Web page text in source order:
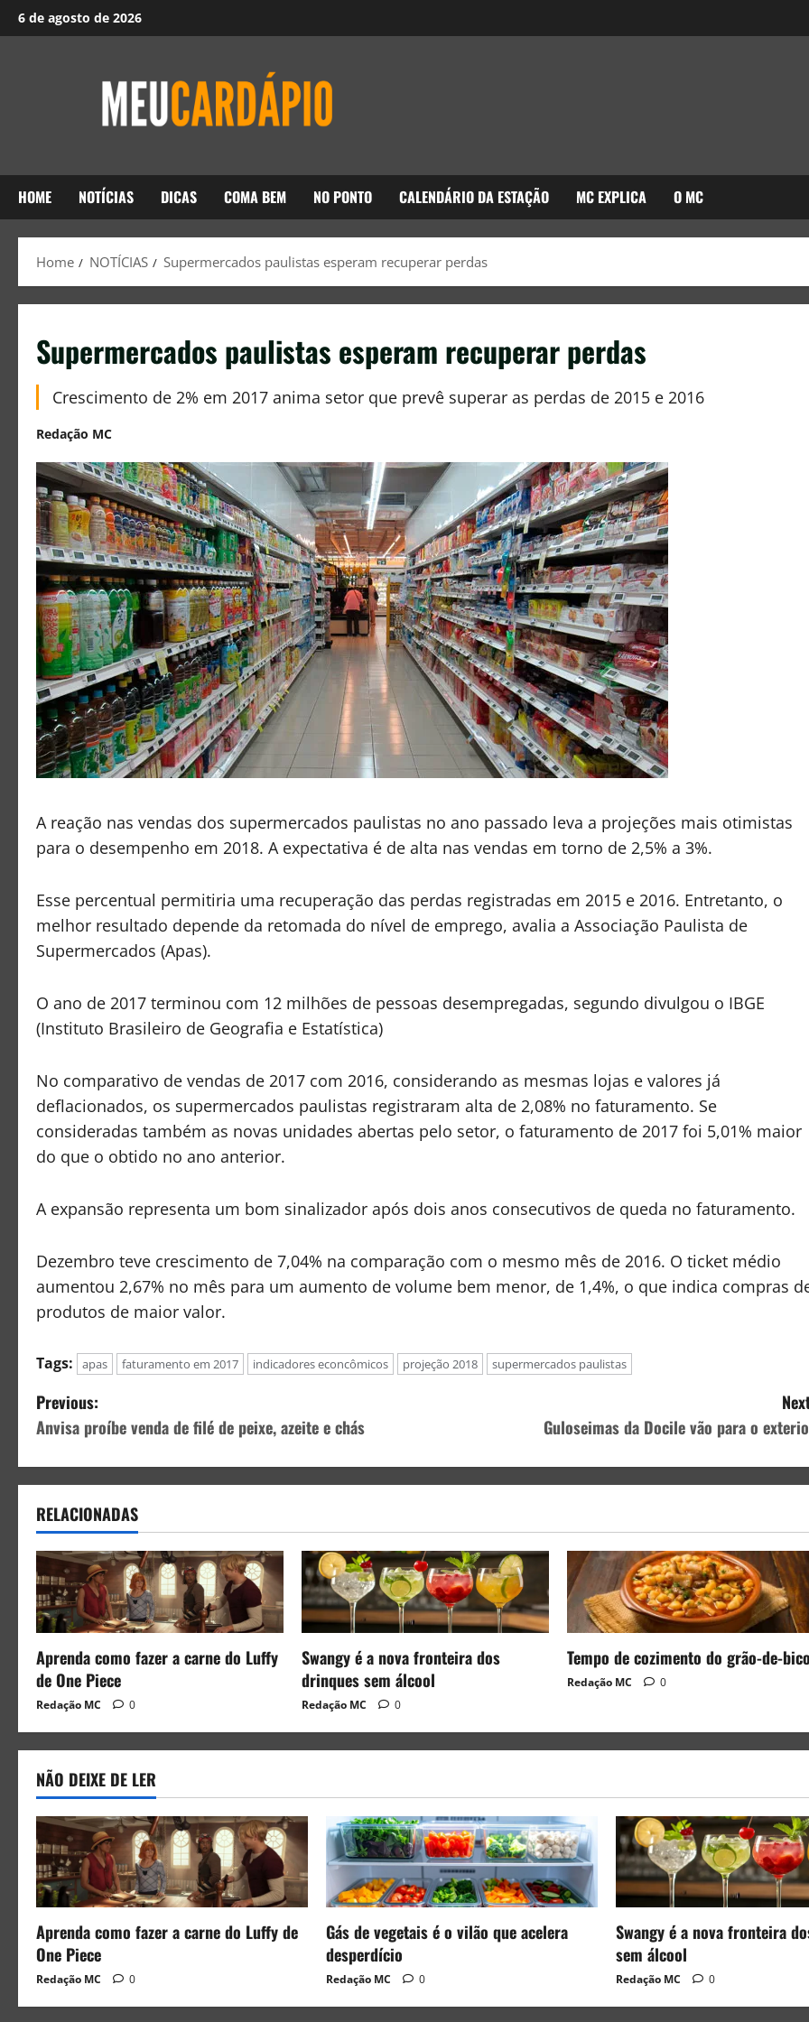
6 de agosto de 2026
HOME NOTÍCIAS DICAS COMA BEM NO PONTO CALENDÁRIO DA ESTAÇÃO MC EXPLICA O MC
Home NOTÍCIAS Supermercados paulistas esperam recuperar perdas
Supermercados paulistas esperam recuperar perdas
Crescimento de 2% em 2017 anima setor que prevê superar as perdas de 2015 e 2016
Redação MC
A reação nas vendas dos supermercados paulistas no ano passado leva a projeções mais otimistas
para o desempenho em 2018. A expectativa é de alta nas vendas em torno de 2,5% a 3%.
Esse percentual permitiria uma recuperação das perdas registradas em 2015 e 2016. Entretanto, o
melhor resultado depende da retomada do nível de emprego, avalia a Associação Paulista de
Supermercados (Apas).
O ano de 2017 terminou com 12 milhões de pessoas desempregadas, segundo divulgou o IBGE
(Instituto Brasileiro de Geografia e Estatística)
No comparativo de vendas de 2017 com 2016, considerando as mesmas lojas e valores já
deflacionados, os supermercados paulistas registraram alta de 2,08% no faturamento. Se
consideradas também as novas unidades abertas pelo setor, o faturamento de 2017 foi 5,01% maior
do que o obtido no ano anterior.
A expansão representa um bom sinalizador após dois anos consecutivos de queda no faturamento.
Dezembro teve crescimento de 7,04% na comparação com o mesmo mês de 2016. O ticket médio
aumentou 2,67% no mês para um aumento de volume bem menor, de 1,4%, o que indica compras
produtos de maior valor.
Tags: apas faturamento em 2017 indicadores econcômicos projeção 2018 supermercados paulistas
Previous:
Anvisa proíbe venda de filé de peixe, azeite e chás
Guloseimas da Docile vão para o
RELACIONADAS
Aprenda como fazer a carne do Luffy
de One Piece
Redação MC 0
Swangy é a nova fronteira dos
drinques sem álcool
Redação MC 0
Tempo de cozimento do grão-de-bico
Redação MC 0
NÃO DEIXE DE LER
Aprenda como fazer a carne do Luffy de
One Piece
Redação MC 0
Gás de vegetais é o vilão que acelera
desperdício
Redação MC 0
Swangy é a nova fronteira
sem álcool
Redação MC 0